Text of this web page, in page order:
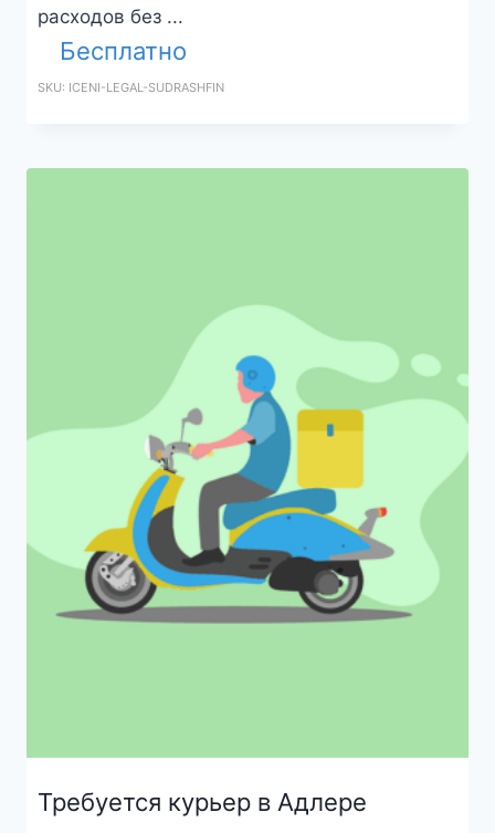
расходов без ...
Бесплатно
SKU: ICENI-LEGAL-SUDRASHFIN
Требуется курьер в Адлере